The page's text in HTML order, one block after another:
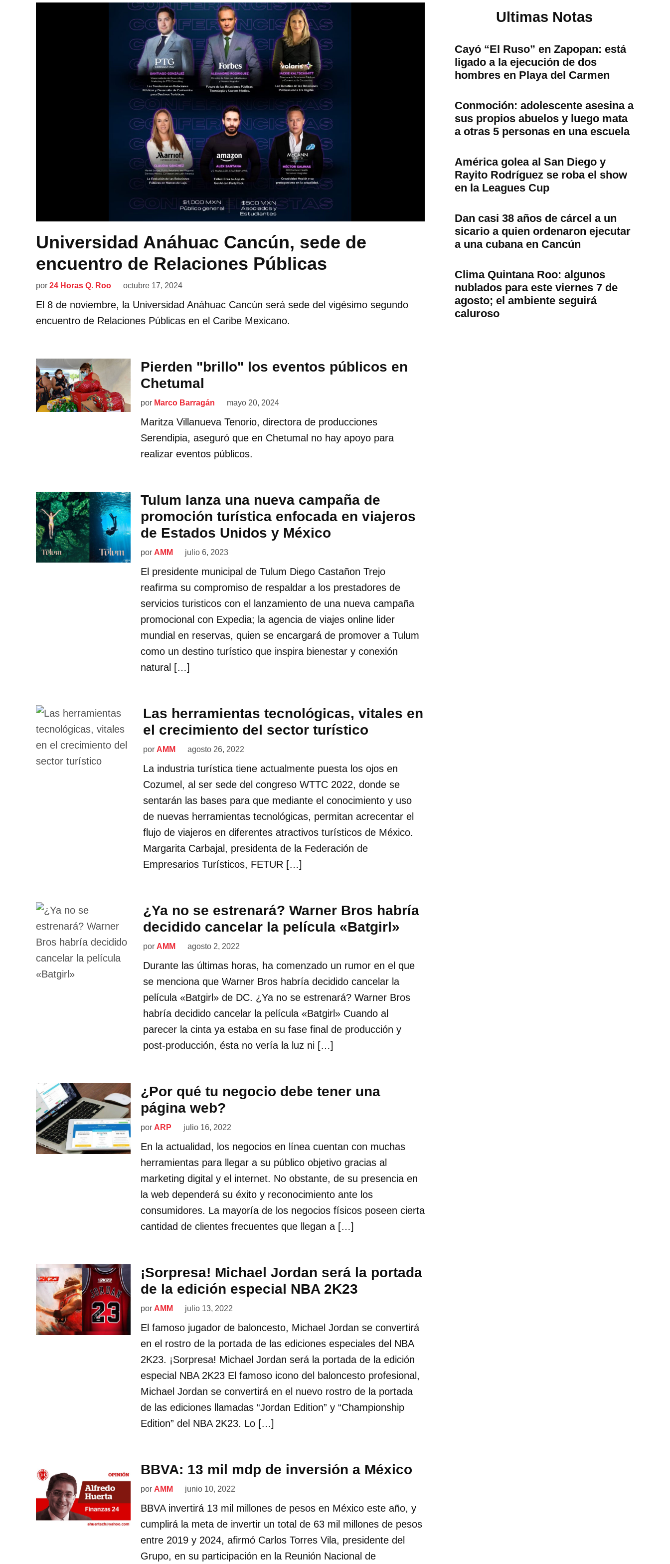
Universidad Anáhuac Cancún, sede de
encuentro de Relaciones Públicas
por 24 Horas Q. Roo octubre 17, 2024
El 8 de noviembre, la Universidad Anáhuac Cancún será sede del vigésimo segundo
encuentro de Relaciones Públicas en el Caribe Mexicano.
Pierden "brillo" los eventos públicos en
Chetumal
por Marco Barragán mayo 20, 2024
Maritza Villanueva Tenorio, directora de producciones
Serendipia, aseguró que en Chetumal no hay apoyo para
realizar eventos públicos.
Tulum lanza una nueva campaña de
promoción turística enfocada en viajeros
de Estados Unidos y México
por AMM julio 6, 2023
El presidente municipal de Tulum Diego Castañon Trejo
reafirma su compromiso de respaldar a los prestadores de
servicios turisticos con el lanzamiento de una nueva campaña
promocional con Expedia; la agencia de viajes online lider
mundial en reservas, quien se encargará de promover a Tulum
como un destino turístico que inspira bienestar y conexión
natural […]
Las herramientas tecnológicas, vitales en
el crecimiento del sector turístico
por AMM agosto 26, 2022
La industria turística tiene actualmente puesta los ojos en
Cozumel, al ser sede del congreso WTTC 2022, donde se
sentarán las bases para que mediante el conocimiento y uso
de nuevas herramientas tecnológicas, permitan acrecentar el
flujo de viajeros en diferentes atractivos turísticos de México.
Margarita Carbajal, presidenta de la Federación de
Empresarios Turísticos, FETUR […]
¿Ya no se estrenará? Warner Bros habría
decidido cancelar la película «Batgirl»
por AMM agosto 2, 2022
Durante las últimas horas, ha comenzado un rumor en el que
se menciona que Warner Bros habría decidido cancelar la
película «Batgirl» de DC. ¿Ya no se estrenará? Warner Bros
habría decidido cancelar la película «Batgirl» Cuando al
parecer la cinta ya estaba en su fase final de producción y
post-producción, ésta no vería la luz ni […]
¿Por qué tu negocio debe tener una
página web?
por ARP julio 16, 2022
En la actualidad, los negocios en línea cuentan con muchas
herramientas para llegar a su público objetivo gracias al
marketing digital y el internet. No obstante, de su presencia en
la web dependerá su éxito y reconocimiento ante los
consumidores. La mayoría de los negocios físicos poseen cierta
cantidad de clientes frecuentes que llegan a […]
¡Sorpresa! Michael Jordan será la portada
de la edición especial NBA 2K23
por AMM julio 13, 2022
El famoso jugador de baloncesto, Michael Jordan se convertirá
en el rostro de la portada de las ediciones especiales del NBA
2K23. ¡Sorpresa! Michael Jordan será la portada de la edición
especial NBA 2K23 El famoso icono del baloncesto profesional,
Michael Jordan se convertirá en el nuevo rostro de la portada
de las ediciones llamadas “Jordan Edition” y “Championship
Edition” del NBA 2K23. Lo […]
BBVA: 13 mil mdp de inversión a México
por AMM junio 10, 2022
BBVA invertirá 13 mil millones de pesos en México este año, y
cumplirá la meta de invertir un total de 63 mil millones de pesos
entre 2019 y 2024, afirmó Carlos Torres Vila, presidente del
Grupo, en su participación en la Reunión Nacional de
Ultimas Notas
Cayó “El Ruso” en Zapopan: está
ligado a la ejecución de dos
hombres en Playa del Carmen
Conmoción: adolescente asesina a
sus propios abuelos y luego mata
a otras 5 personas en una escuela
América golea al San Diego y
Rayito Rodríguez se roba el show
en la Leagues Cup
Dan casi 38 años de cárcel a un
sicario a quien ordenaron ejecutar
a una cubana en Cancún
Clima Quintana Roo: algunos
nublados para este viernes 7 de
agosto; el ambiente seguirá
caluroso